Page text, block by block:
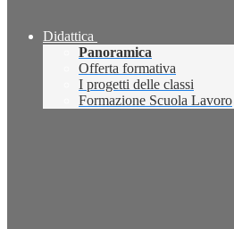
Didattica
Panoramica
Offerta formativa
I progetti delle classi
Formazione Scuola Lavoro